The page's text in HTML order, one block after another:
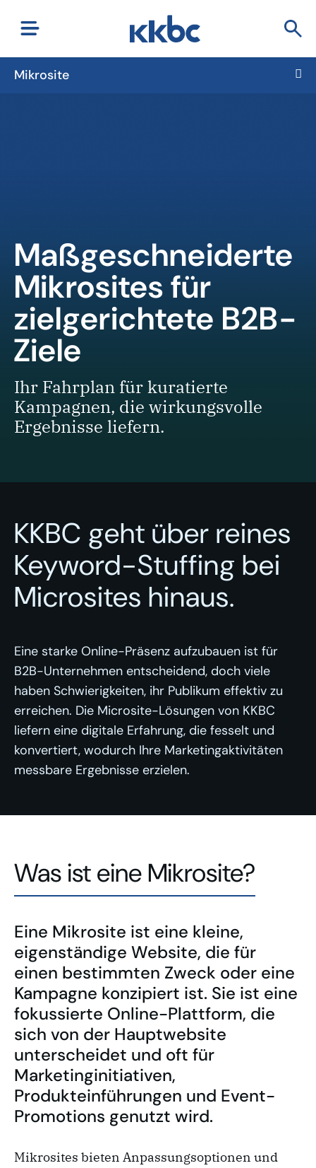
Mikrosite
Maßgeschneiderte
Mikrosites für
zielgerichtete B2B-
Ziele
Ihr Fahrplan für kuratierte
Kampagnen, die wirkungsvolle
Ergebnisse liefern.
KKBC geht über reines
Keyword-Stuffing bei
Microsites hinaus.
Eine starke Online-Präsenz aufzubauen ist für
B2B-Unternehmen entscheidend, doch viele
haben Schwierigkeiten, ihr Publikum effektiv zu
erreichen. Die Microsite-Lösungen von KKBC
liefern eine digitale Erfahrung, die fesselt und
konvertiert, wodurch Ihre Marketingaktivitäten
messbare Ergebnisse erzielen.
Was ist eine Mikrosite?
Eine Mikrosite ist eine kleine,
eigenständige Website, die für
einen bestimmten Zweck oder eine
Kampagne konzipiert ist. Sie ist eine
fokussierte Online-Plattform, die
sich von der Hauptwebsite
unterscheidet und oft für
Marketinginitiativen,
Produkteinführungen und Event-
Promotions genutzt wird.
Mikrosites bieten Anpassungsoptionen und